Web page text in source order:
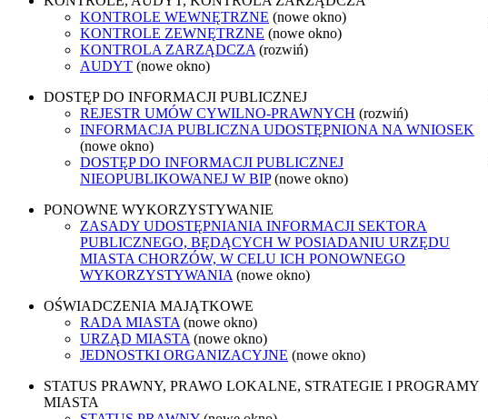
KONTROLE WEWNĘTRZNE (nowe okno)
KONTROLE ZEWNĘTRZNE (nowe okno)
KONTROLA ZARZĄDCZA (rozwiń)
AUDYT (nowe okno)
DOSTĘP DO INFORMACJI PUBLICZNEJ
REJESTR UMÓW CYWILNO-PRAWNYCH (rozwiń)
INFORMACJA PUBLICZNA UDOSTĘPNIONA NA WNIOSEK
(nowe okno)
DOSTĘP DO INFORMACJI PUBLICZNEJ
NIEOPUBLIKOWANEJ W BIP (nowe okno)
PONOWNE WYKORZYSTYWANIE
ZASADY UDOSTĘPNIANIA INFORMACJI SEKTORA
PUBLICZNEGO, BĘDĄCYCH W POSIADANIU URZĘDU
MIASTA CHORZÓW, W CELU ICH PONOWNEGO
WYKORZYSTYWANIA (nowe okno)
OŚWIADCZENIA MAJĄTKOWE
RADA MIASTA (nowe okno)
URZĄD MIASTA (nowe okno)
JEDNOSTKI ORGANIZACYJNE (nowe okno)
STATUS PRAWNY, PRAWO LOKALNE, STRATEGIE I PROGRAMY
MIASTA